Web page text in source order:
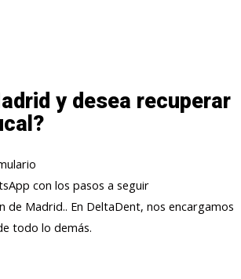
y desea recuperar
con los pasos a seguir
de Madrid.. En DeltaDent, nos encargamos
todo lo demás.